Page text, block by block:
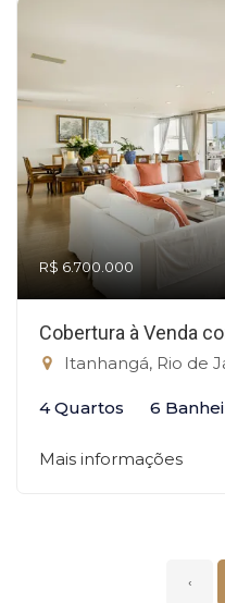
R$ 6.700.000
Cobertura à Venda
Itanhangá, Rio de
4 Quartos 6
Mais informações
‹